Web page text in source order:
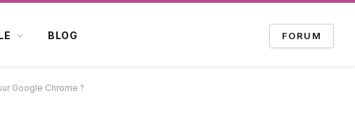
BLOG FORUM
Google Chrome ?